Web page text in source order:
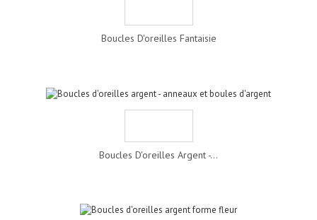
Boucles D'oreilles Fantaisie
Boucles D'oreilles Argent -...